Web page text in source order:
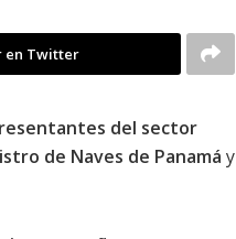
en Twitter
del sector
de Naves de Panamá y